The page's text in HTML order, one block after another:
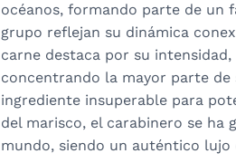
océanos, formando parte de un
grupo reflejan su dinámica
carne destaca por su
concentrando la mayor parte
ingrediente insuperable para
del marisco, el carabinero se ha
mundo, siendo un auténtico lujo